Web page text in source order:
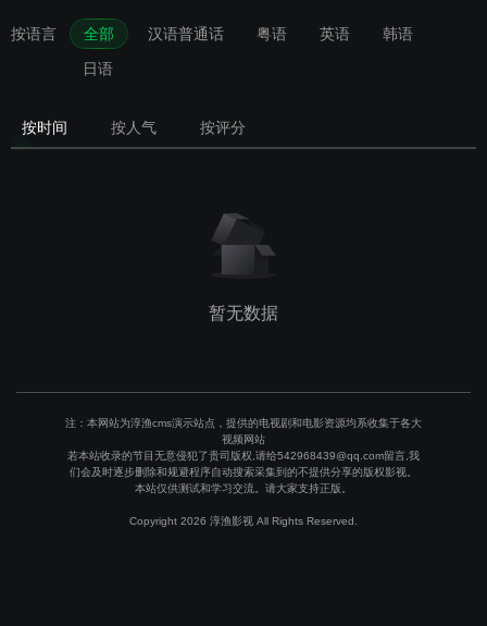
按语言 全部 汉语普通话 粤语 英语
韩语
日语
按时间 按人气 按评分
暂无数据
注：本网站为淳渔cms演示站点，提供的电视剧和电影资源均系收集于各大
视频网站
若本站收录的节目无意侵犯了贵司版权,请给542968439@qq.com留言,我
们会及时逐步删除和规避程序自动搜索采集到的不提供分享的版权影视。
本站仅供测试和学习交流。请大家支持正版。
Copyright 2026 淳渔影视 All Rights Reserved.